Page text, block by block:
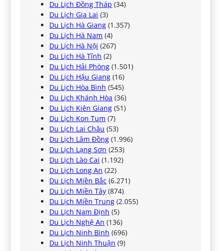
Du Lịch Đồng Tháp (34)
Du Lịch Gia Lai (3)
Du Lịch Hà Giang (1.357)
Du Lịch Hà Nam (4)
Du Lịch Hà Nội (267)
Du Lịch Hà Tĩnh (2)
Du Lịch Hải Phòng (1.501)
Du Lịch Hậu Giang (16)
Du Lịch Hòa Bình (545)
Du Lịch Khánh Hòa (36)
Du Lịch Kiên Giang (51)
Du Lịch Kon Tum (7)
Du Lịch Lai Châu (53)
Du Lịch Lâm Đồng (1.996)
Du Lịch Lạng Sơn (253)
Du Lịch Lào Cai (1.192)
Du Lịch Long An (22)
Du Lịch Miền Bắc (6.271)
Du Lịch Miền Tây (874)
Du Lịch Miền Trung (2.055)
Du Lịch Nam Định (5)
Du Lịch Nghệ An (136)
Du Lịch Ninh Bình (696)
Du Lịch Ninh Thuận (9)